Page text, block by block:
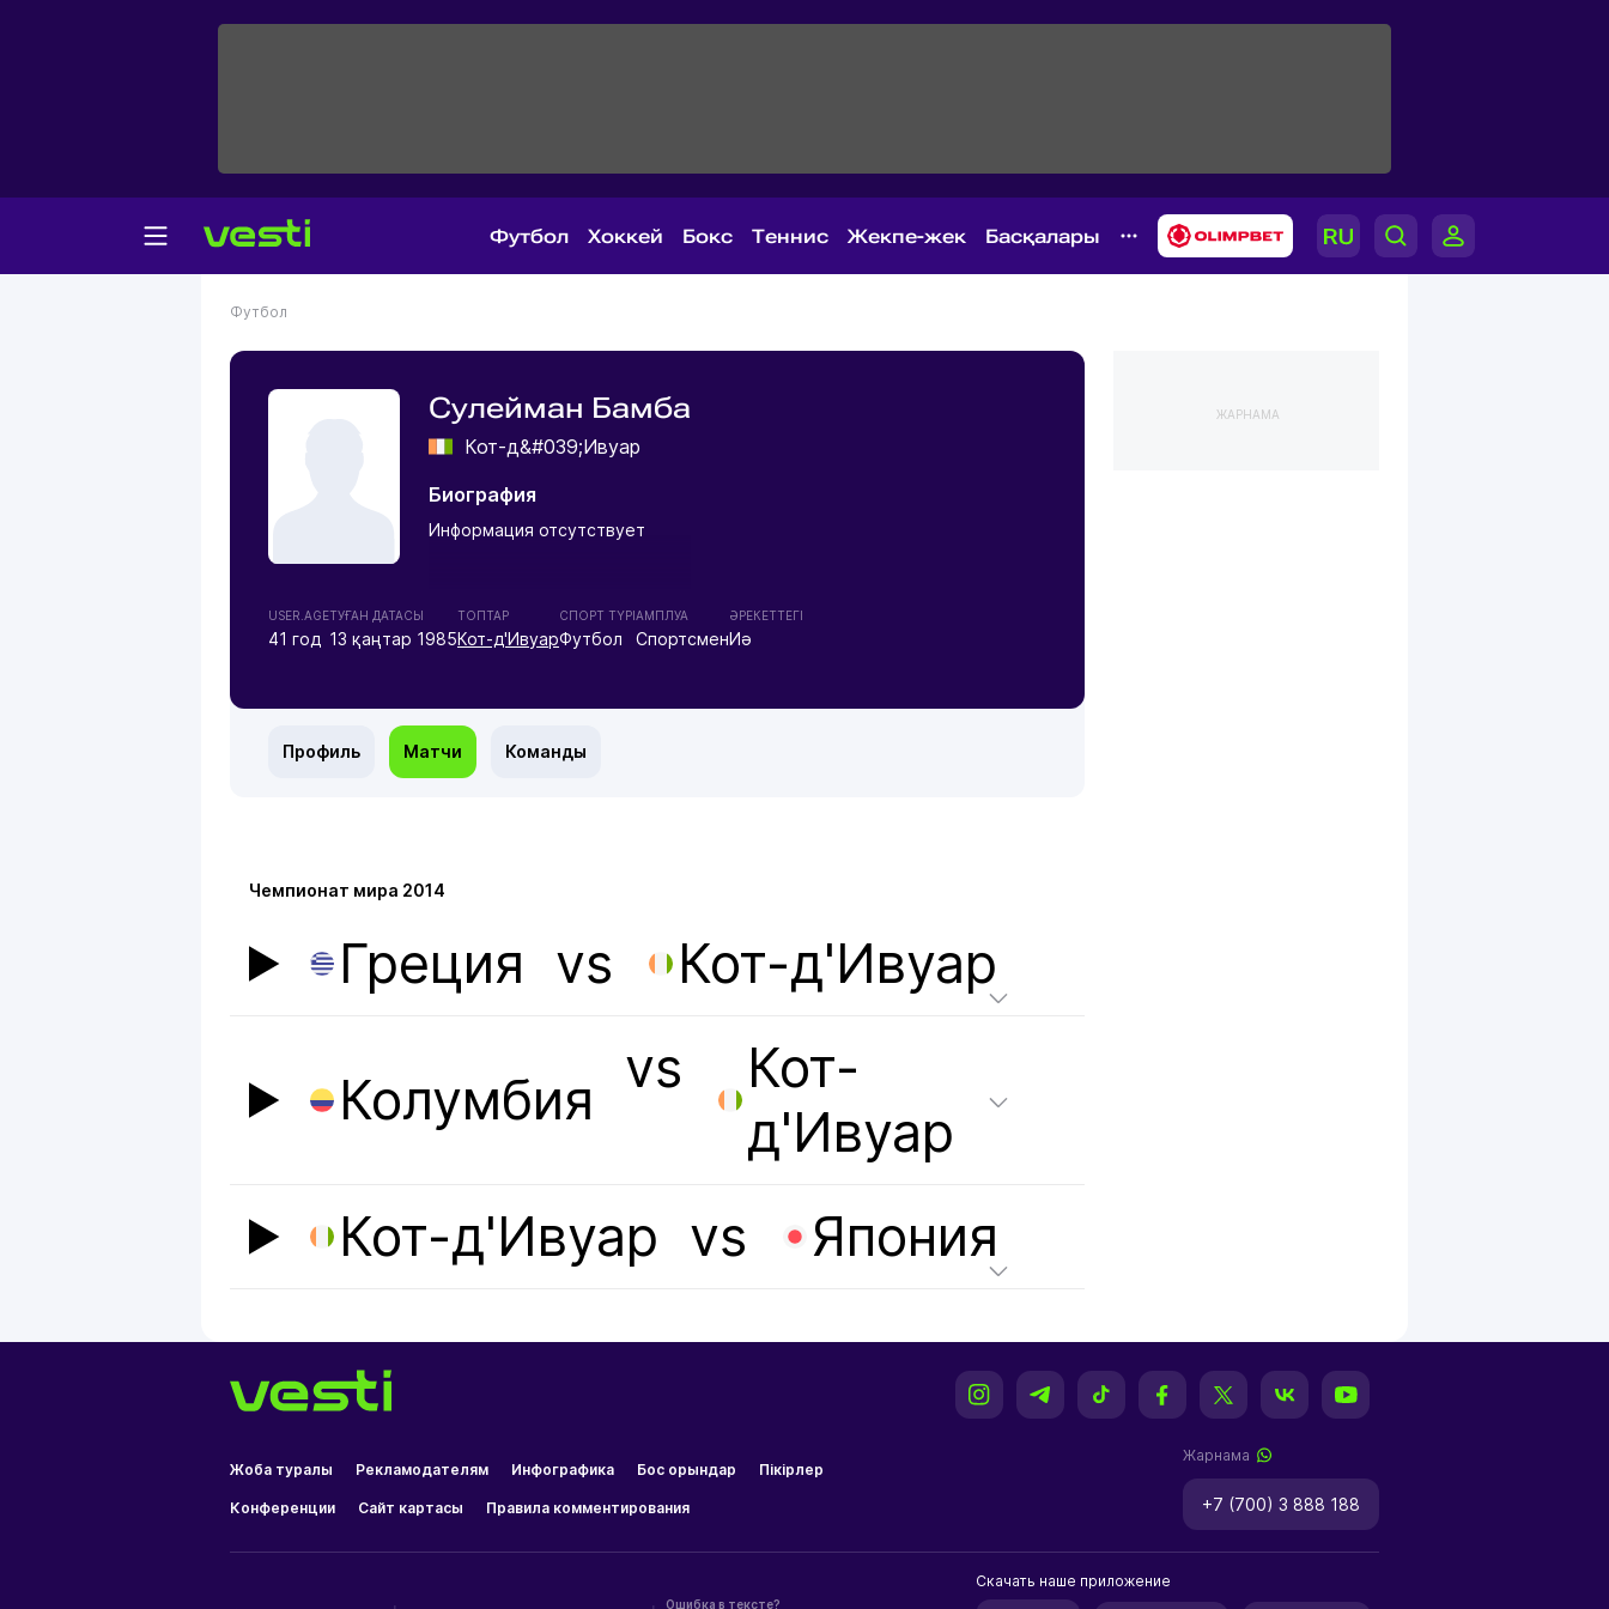
Футбол Хоккей Бокс Теннис Жекпе-жек Басқалары
Футбол
Сулейман Бамба
Кот-д&#039;Ивуар
Биография
Информация отсутствует
USER.AGE
41 год
ТУҒАН ДАТАСЫ
13 қаңтар 1985
ТОПТАР
Кот-д'Ивуар
СПОРТ ТҮРІ
Футбол
АМПЛУА
Спортсмен
ӘРЕКЕТТЕГІ
Иә
Профиль Матчи Команды
Чемпионат мира 2014
Греция vs Кот-д'Ивуар
Колумбия vs
Кот-
д'Ивуар
Кот-д'Ивуар vs Япония
ЖАРНАМА
Жоба туралы Рекламодателям Инфографика Бос орындар Пікірлер
Конференции Сайт картасы Правила комментирования
Жарнама
+7 (700) 3 888 188
Ошибка в тексте?
Скачать наше приложение